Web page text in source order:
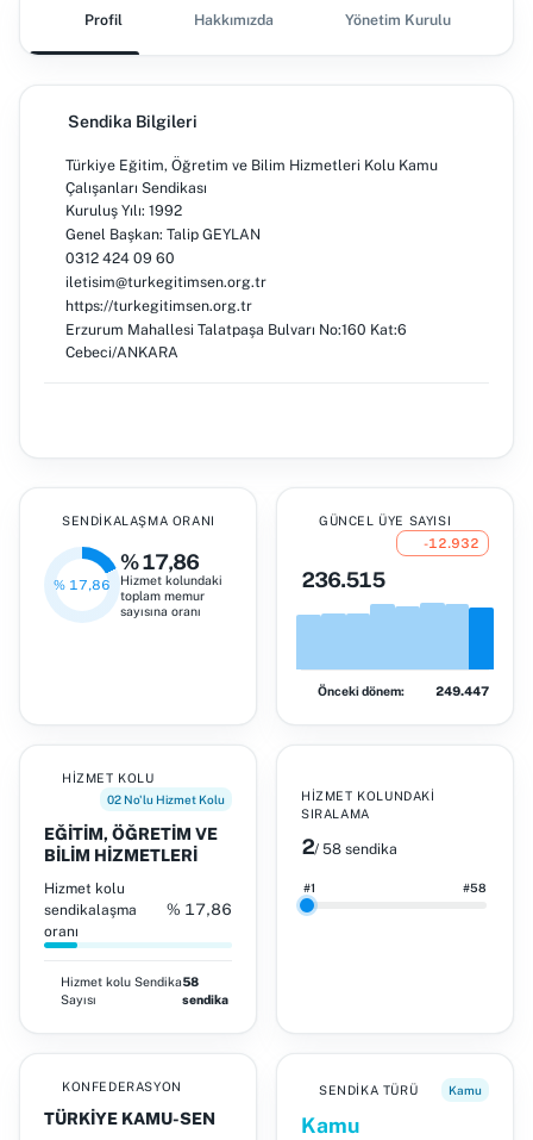
Profil Hakkımızda Yönetim Kurulu
Sendika Bilgileri
Türkiye Eğitim, Öğretim ve Bilim Hizmetleri Kolu Kamu
Çalışanları Sendikası
Kuruluş Yılı: 1992
Genel Başkan: Talip GEYLAN
0312 424 09 60
iletisim@turkegitimsen.org.tr
https://turkegitimsen.org.tr
Erzurum Mahallesi Talatpaşa Bulvarı No:160 Kat:6
Cebeci/ANKARA
SENDIKALAŞMA ORANI
% 17,86
% 17,86
Hizmet kolundaki
toplam memur
sayısına oranı
GÜNCEL ÜYE SAYISI
-12.932
236.515
Önceki dönem: 249.447
HIZMET KOLU
02 No'lu Hizmet Kolu
EĞİTİM, ÖĞRETİM VE
BİLİM HİZMETLERİ
Hizmet kolu
sendikalaşma
oranı
% 17,86
Hizmet kolu Sendika
Sayısı
58
sendika
HIZMET KOLUNDAKI
SIRALAMA
2/ 58 sendika
#1 #58
KONFEDERASYON
TÜRKİYE KAMU-SEN
SENDIKA TÜRÜ Kamu
Kamu